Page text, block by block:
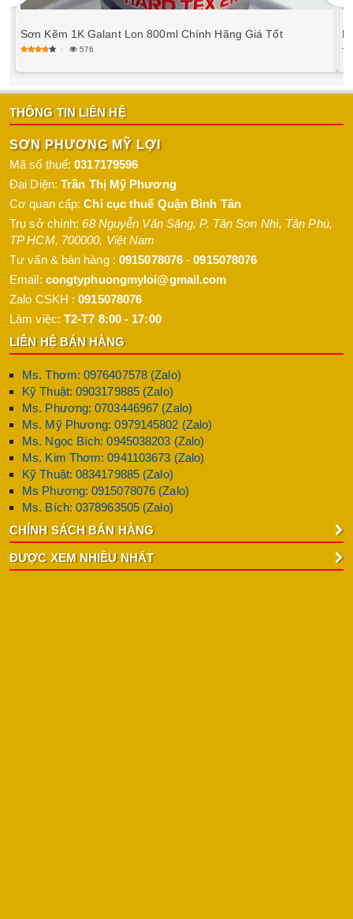
Sơn Kẽm 1K Galant Lon 800ml Chính Hãng Giá Tốt
576
THÔNG TIN LIÊN HỆ
SƠN PHƯƠNG MỸ LỢI
Mã số thuế:0317179596
Đại Diện: Trần Thị Mỹ Phương
Cơ quan cấp:Chi cục thuế Quận Bình Tân
Trụ sở chính:68 Nguyễn Văn Săng, P. Tân Sơn Nhì, Tân Phú,
TP HCM, 700000, Việt Nam
Tư vấn & bán hàng : 0915078076 -0915078076
Email: congtyphuongmyloi@gmail.com
Zalo CSKH :0915078076
Làm việc: T2-T7 8:00 - 17:00
LIÊN HỆ BÁN HÀNG
Ms. Thơm: 0976407578 (Zalo)
Kỹ Thuật: 0903179885 (Zalo)
Ms. Phương: 0703446967 (Zalo)
Ms. Mỹ Phương: 0979145802 (Zalo)
Ms. Ngọc Bích: 0945038203 (Zalo)
Ms. Kim Thơm: 0941103673 (Zalo)
Kỹ Thuật: 0834179885 (Zalo)
Ms Phương: 0915078076 (Zalo)
Ms. Bích: 0378963505 (Zalo)
CHÍNH SÁCH BÁN HÀNG
ĐƯỢC XEM NHIỀU NHẤT